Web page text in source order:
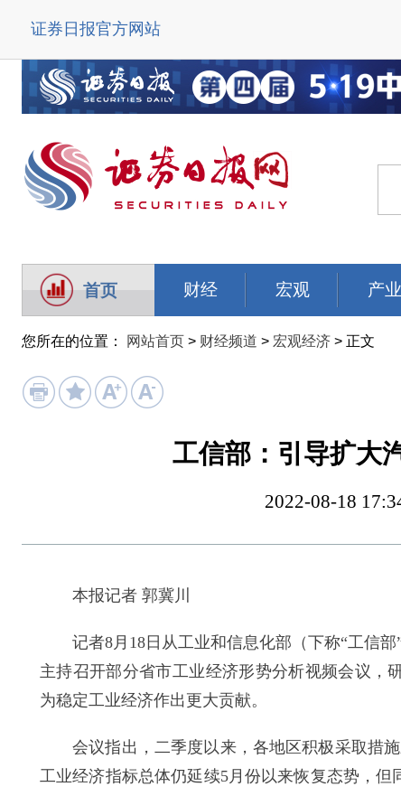
证券日报官方网站
首页 财经 宏观 产业
您所在的位置： 网站首页 > 财经频道 > 宏观经济 > 正文
工信部：引导扩大
2022-08-18
本报记者 郭冀川
记者8月18日从工业和信息化部（下称“工信部
主持召开部分省市工业经济形势分析视频会议，
为稳定工业经济作出更大贡献。
会议指出，二季度以来，各地区积极采取措施
工业经济指标总体仍延续5月份以来恢复态势，